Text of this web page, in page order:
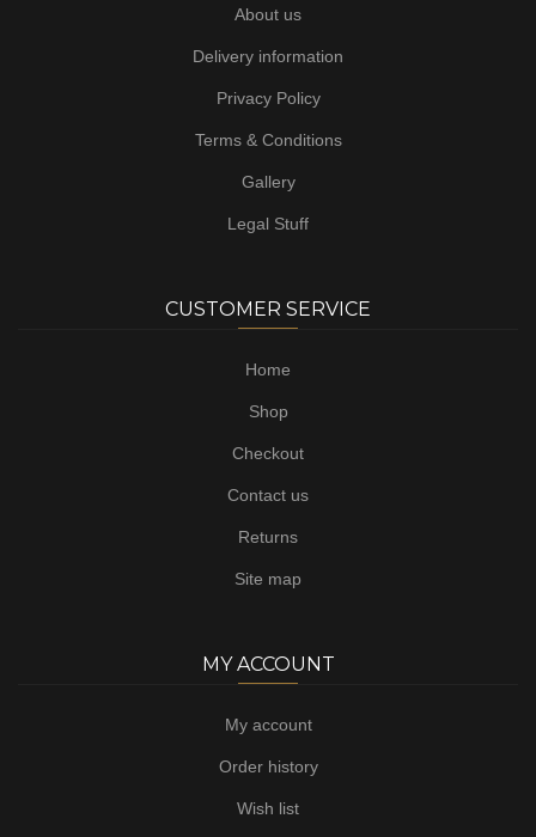
About us
Delivery information
Privacy Policy
Terms & Conditions
Gallery
Legal Stuff
CUSTOMER SERVICE
Home
Shop
Checkout
Contact us
Returns
Site map
MY ACCOUNT
My account
Order history
Wish list